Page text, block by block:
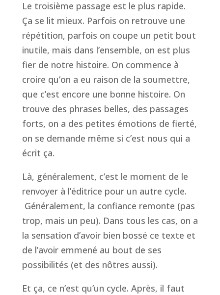
Le troisième passage est le plus rapide.
Ça se lit mieux. Parfois on retrouve une
répétition, parfois on coupe un petit bout
inutile, mais dans l’ensemble, on est plus
fier de notre histoire. On commence à
croire qu’on a eu raison de la soumettre,
que c’est encore une bonne histoire. On
trouve des phrases belles, des passages
forts, on a des petites émotions de fierté,
on se demande même si c’est nous qui a
écrit ça.
Là, généralement, c’est le moment de le
renvoyer à l’éditrice pour un autre cycle.
Généralement, la confiance remonte (pas
trop, mais un peu). Dans tous les cas, on a
la sensation d’avoir bien bossé ce texte et
de l’avoir emmené au bout de ses
possibilités (et des nôtres aussi).
Et ça, ce n’est qu’un cycle. Après, il faut